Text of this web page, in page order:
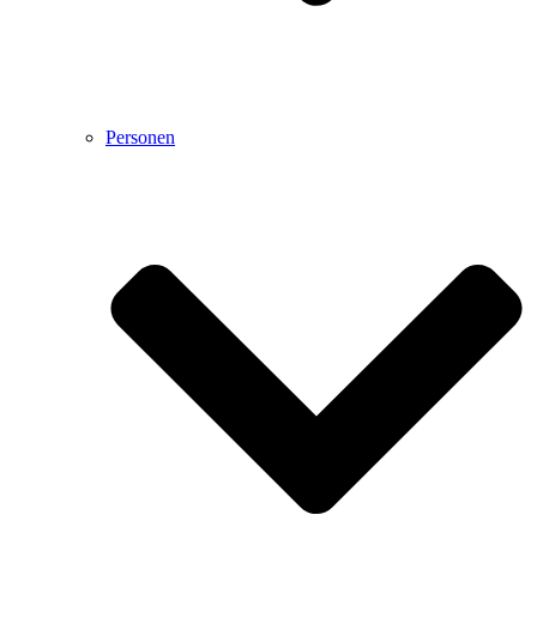
Personen